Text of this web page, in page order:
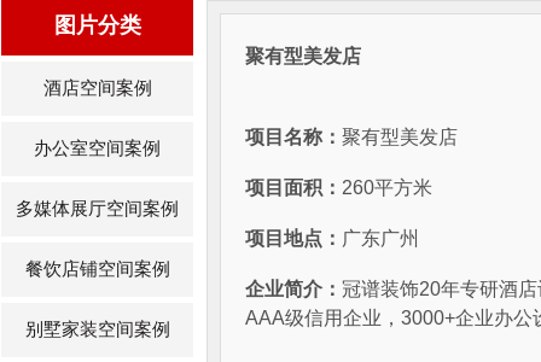
聚有型美发店
项目名称： 聚有型美发店
项目面积： 260平方米
项目地点： 广东广州
企业简介： 冠谱装饰20年专研酒
AAA级信用企业，3000+企业办
图片分类
酒店空间案例
办公室空间案例
多媒体展厅空间案例
餐饮店铺空间案例
别墅家装空间案例